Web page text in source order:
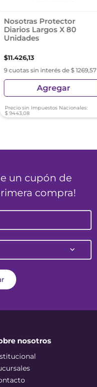
Nosotras Protector
Diarios Largos X 80
Unidades
$11.426,13
9 cuotas sin interés de $ 1269,57
Agregar
Precio sin Impuestos Nacionales:
$ 9443,08
un cupón de
compra!
nosotros